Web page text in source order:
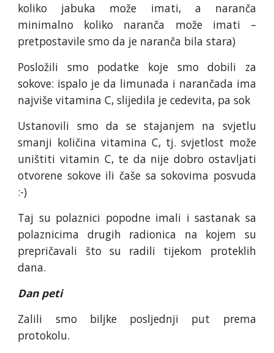
koliko jabuka može imati, a naranča
minimalno koliko naranča može imati –
pretpostavile smo da je naranča bila stara)
Posložili smo podatke koje smo dobili za
sokove: ispalo je da limunada i narančada ima
najviše vitamina C, slijedila je cedevita, pa sok
Ustanovili smo da se stajanjem na svjetlu
smanji količina vitamina C, tj. svjetlost može
uništiti vitamin C, te da nije dobro ostavljati
otvorene sokove ili čaše sa sokovima posvuda
:-)
Taj su polaznici popodne imali i sastanak sa
polaznicima drugih radionica na kojem su
prepričavali što su radili tijekom proteklih
dana.
Dan peti
Zalili smo biljke posljednji put prema
protokolu.